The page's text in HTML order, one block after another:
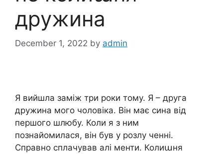
дружина
December 1, 2022 by admin
Я вийшла заміж три роки тому. Я – друга
дружина мого чоловіка. Він має сина від
першого шлюбу. Коли я з ним
познайомилася, він був у розлу ченні.
Справно сплачував алі менти. Колиաня